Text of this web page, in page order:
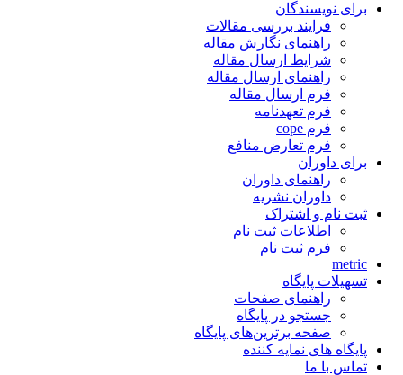
برای نویسندگان
فرایند بررسی مقالات
راهنمای نگارش مقاله
شرایط ارسال مقاله
راهنمای ارسال مقاله
فرم ارسال مقاله
فرم تعهدنامه
فرم cope
فرم تعارض منافع
برای داوران
راهنمای داوران
داوران نشریه
ثبت نام و اشتراک
اطلاعات ثبت نام
فرم ثبت نام
metric
تسهیلات پایگاه
راهنمای صفحات
جستجو در پایگاه
صفحه برترین‌های پایگاه
پایگاه های نمایه کننده
تماس با ما